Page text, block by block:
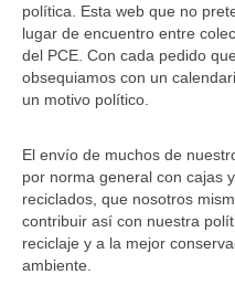
política. Esta web que no
lugar de encuentro entre
del PCE. Con cada pedido
obsequiamos con un
un motivo político.
El envío de muchos de
por norma general con cajas
reciclados, que nosotros
contribuir así con nuestra
reciclaje y a la mejor
ambiente.